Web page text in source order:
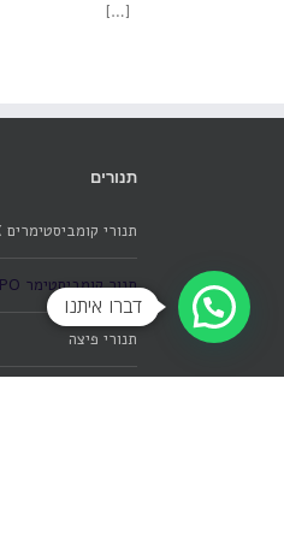
[…]
תנורים
תנורי קומביסטימרים BX
תנור קומביסטימר ANGELOPO
תנורי פיצה
דברו איתנו